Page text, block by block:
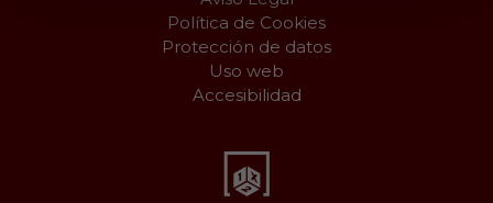
Política de Cookies
Protección de datos
Uso web
Accesibilidad